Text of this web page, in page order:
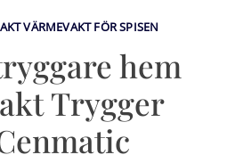
VÄRMEVAKT FÖR SPISEN
hem
Trygger